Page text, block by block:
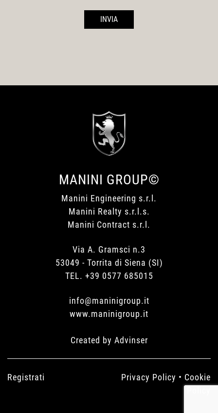
INVIA
MANINI GROUP©
Manini Engineering s.r.l.
Manini Realty s.r.l.s.
Manini Contract s.r.l.
Via A. Gramsci n.3
53049 - Torrita di Siena (SI)
TEL. +39 0577 685015
info@maninigroup.it
www.maninigroup.it
Created by Advinser
Registrati Privacy Policy • Cookie